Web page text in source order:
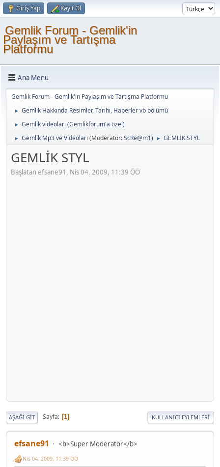
Giriş Yap Kayıt Ol
Gemlik Forum - Gemlik'in
Paylaşım ve Tartışma
Platformu
Ana Menü
Gemlik Forum - Gemlik'in Paylaşım ve Tartışma Platformu
► Gemlik Hakkında Resimler, Tarihi, Haberler vb bölümü
► Gemlik videoları (Gemlikforum'a özel)
► Gemlik Mp3 ve Videoları (Moderatör:ScRe@m1) ► GEMLİK STYL
GEMLİK STYL
Başlatan efsane91, Nis 04, 2009, 11:39 ÖÖ
AŞAĞI GIT Sayfa 1 KULLANICI EYLEMLERI
efsane91 <b>Super Moderatör</b>
Nis 04, 2009, 11:39 ÖÖ